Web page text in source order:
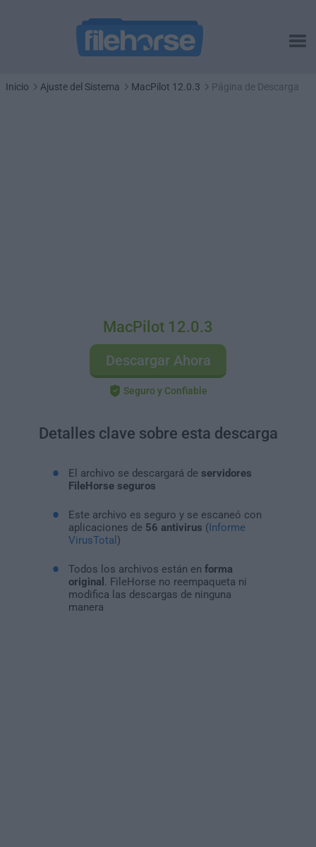
Inicio Ajuste del Sistema MacPilot 12.0.3 Página de Descarga
MacPilot 12.0.3
Descargar Ahora
Seguro y Confiable
Detalles clave sobre esta descarga
El archivo se descargará de servidores
FileHorse seguros
Este archivo es seguro y se escaneó con
aplicaciones de 56 antivirus (Informe
VirusTotal )
Todos los archivos están en forma
original
. FileHorse no reempaqueta ni
modifica las descargas de ninguna
manera